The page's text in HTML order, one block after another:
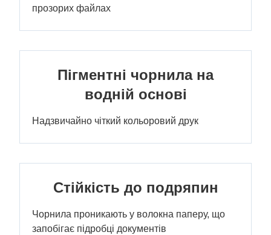
прозорих файлах
Пігментні чорнила на
водній основі
Надзвичайно чіткий кольоровий друк
Стійкість до подряпин
Чорнила проникають у волокна паперу, що
запобігає підробці документів